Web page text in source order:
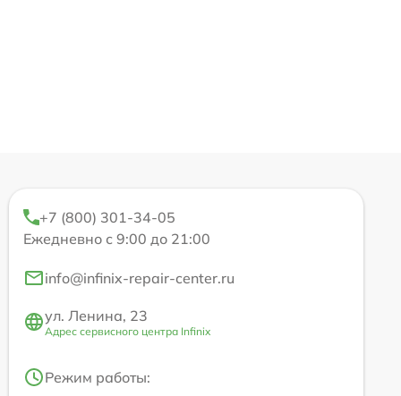
+7 (800) 301-34-05
Ежедневно с 9:00 до 21:00
info@infinix-repair-center.ru
ул. Ленина, 23
Адрес сервисного центра Infinix
Режим работы: